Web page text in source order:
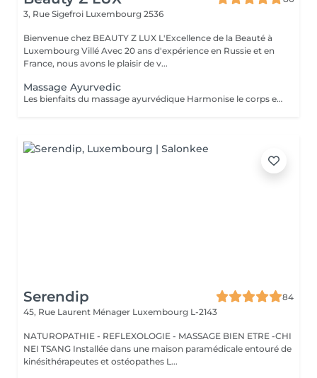
3, Rue Sigefroi Luxembourg 2536
Bienvenue chez BEAUTY Z LUX L'Excellence de la Beauté à
Luxembourg Villé Avec 20 ans d'expérience en Russie et en
France, nous avons le plaisir de v...
Massage Ayurvedic
Les bienfaits du massage ayurvédique Harmonise le corps et l'esprit grâce à une approche holistique. Détend profondément, réduit le stress et apaise le mental. Améliore la circulation sanguine et lymphatique. Nourrit la peau grâce aux huiles chaudes et naturelles. Soulage les tensions musculaires et favorise un meilleur sommeil. Résultat : une sensation de bien-être global, d'équilibre et d'énergie retrouvée.
Serendip
84
45, Rue Laurent Ménager Luxembourg L-2143
NATUROPATHIE - REFLEXOLOGIE - MASSAGE BIEN ETRE -CHI
NEI TSANG Installée dans une maison paramédicale entouré de
kinésithérapeutes et ostéopathes L...